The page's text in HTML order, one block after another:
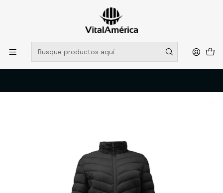
POR SISTEMA FRONTAL SOLO RETIROS EN TIENDA, DESDE
MUCHAS GRACIAS +569 5956 2237
Leer más
Catálogo
VESTIMENTA TECNICA Y CORPORATIVA
POLERONES Y CHAQUETAS
PARKA HW PILLOW TRAVELER MUJER NEGRO S